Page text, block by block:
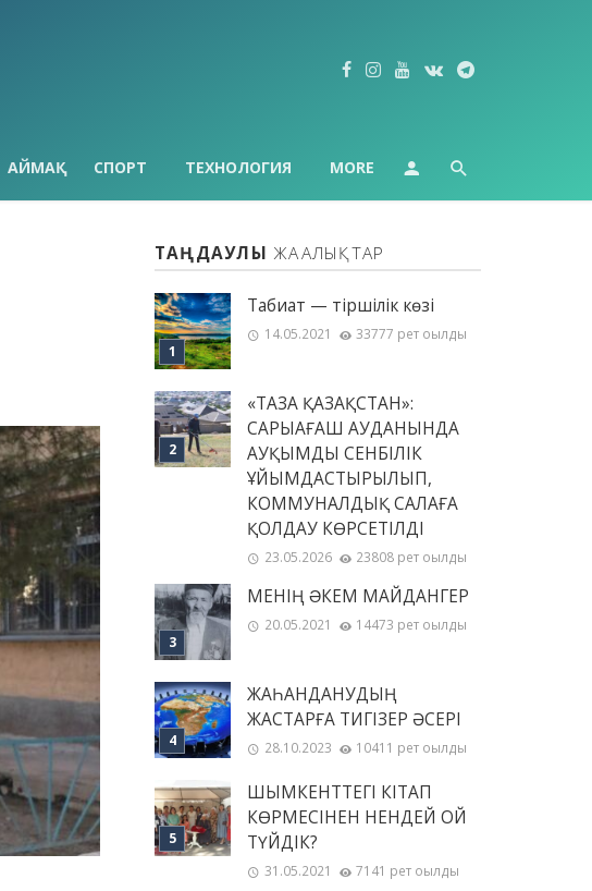
АЙМАҚ СПОРТ ТЕХНОЛОГИЯ MORE
ТАҢДАУЛЫ ЖАҢАЛЫҚТАР
Табиғат — тіршілік көзі
14.05.2021 33777 рет оқылды
«ТАЗА ҚАЗАҚСТАН»:
САРЫАҒАШ АУДАНЫНДА
АУҚЫМДЫ СЕНБІЛІК
ҰЙЫМДАСТЫРЫЛЫП,
КОММУНАЛДЫҚ САЛАҒА
ҚОЛДАУ КӨРСЕТІЛДІ
23.05.2026 23808 рет оқылды
МЕНІҢ ƏКЕМ МАЙДАНГЕР
20.05.2021 14473 рет оқылды
ЖАҺАНДАНУДЫҢ
ЖАСТАРҒА ТИГІЗЕР ӘСЕРІ
28.10.2023 10411 рет оқылды
ШЫМКЕНТТЕГІ КІТАП
КӨРМЕСІНЕН НЕНДЕЙ ОЙ
ТҮЙДІК?
31.05.2021 7141 рет оқылды